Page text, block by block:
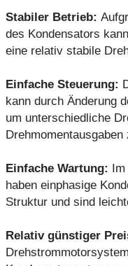
Stabiler Betrieb:
des Kondensators
eine relativ stabile
Einfache Steuerung:
kann durch Änderung
um unterschiedliche
Drehmomentausgaben
Einfache Wartung: Im
haben einphasige
Struktur und sind
Relativ günstiger